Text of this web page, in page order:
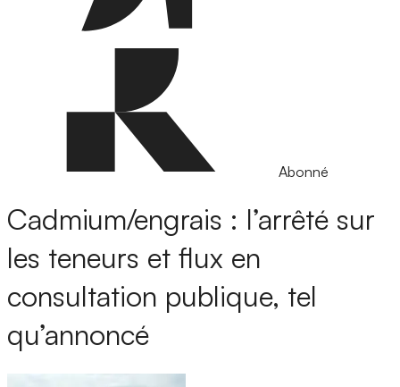
Abonné
Cadmium/engrais : l’arrêté sur
les teneurs et flux en
consultation publique, tel
qu’annoncé